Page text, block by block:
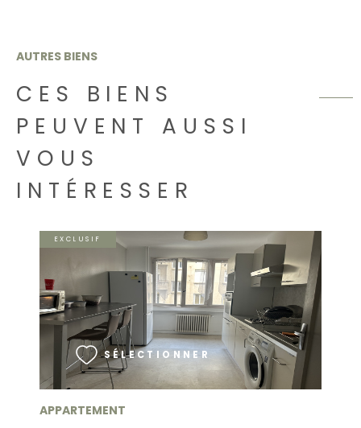
AUTRES BIENS
CES BIENS
PEUVENT AUSSI
VOUS
INTÉRESSER
APPARTEMENT
EXCLUSIF
SÉLECTIONNER
VOIR LE BIEN